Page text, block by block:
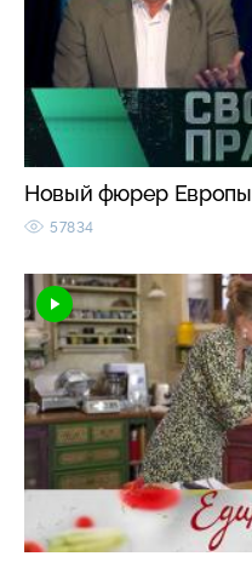
Новый фюрер Европы
57834